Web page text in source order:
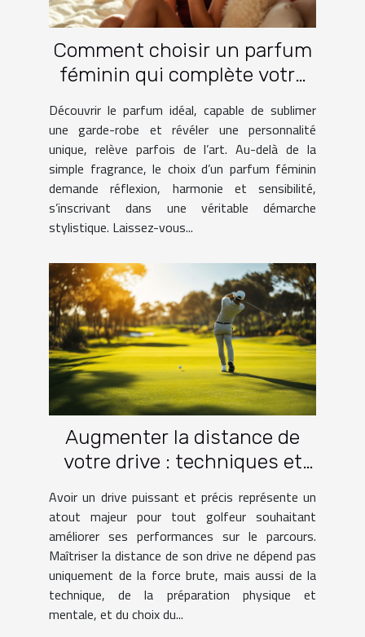
Comment choisir un parfum
féminin qui complète votre
Découvrir le parfum idéal, capable de sublimer
une garde-robe et révéler une personnalité
unique, relève parfois de l’art. Au-delà de la
simple fragrance, le choix d’un parfum féminin
demande réflexion, harmonie et sensibilité,
s’inscrivant dans une véritable démarche
stylistique. Laissez-vous...
Augmenter la distance de
votre drive : techniques et
pratiques
Avoir un drive puissant et précis représente un
atout majeur pour tout golfeur souhaitant
améliorer ses performances sur le parcours.
Maîtriser la distance de son drive ne dépend pas
uniquement de la force brute, mais aussi de la
technique, de la préparation physique et
mentale, et du choix du...